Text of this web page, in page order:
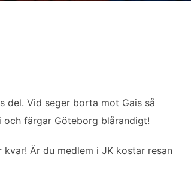
del. Vid seger borta mot Gais så
och färgar Göteborg blårandigt!
Är du medlem i JK kostar resan